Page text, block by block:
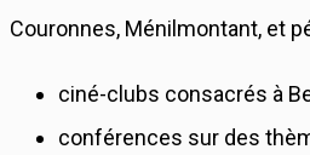
Couronnes, Ménilmontant, et
ciné-clubs consacrés à
conférences sur des